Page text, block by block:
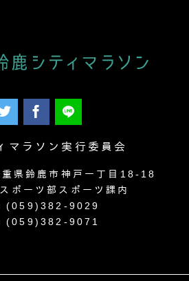
マラソン実行委員会
県鈴鹿市神戸一丁目18-18
ポーツ部スポーツ課内
(059)382-9029
(059)382-9071